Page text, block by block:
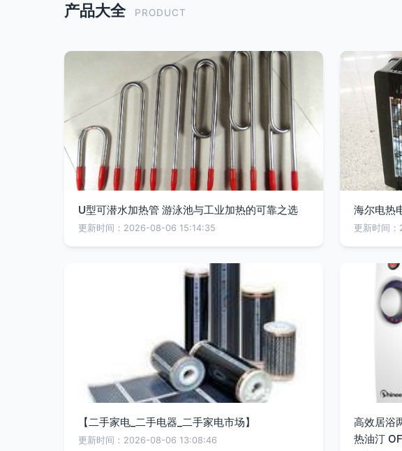
产品大全 PRODUCT
U型可潜水加热管 游泳池与工业加热的可靠之选
更新时间：2026-08-06 15:14:35
海尔电热
更新时间
【二手家电_二手电器_二手家电市场】
更新时间：2026-08-06 13:08:46
高效居浴
热油汀